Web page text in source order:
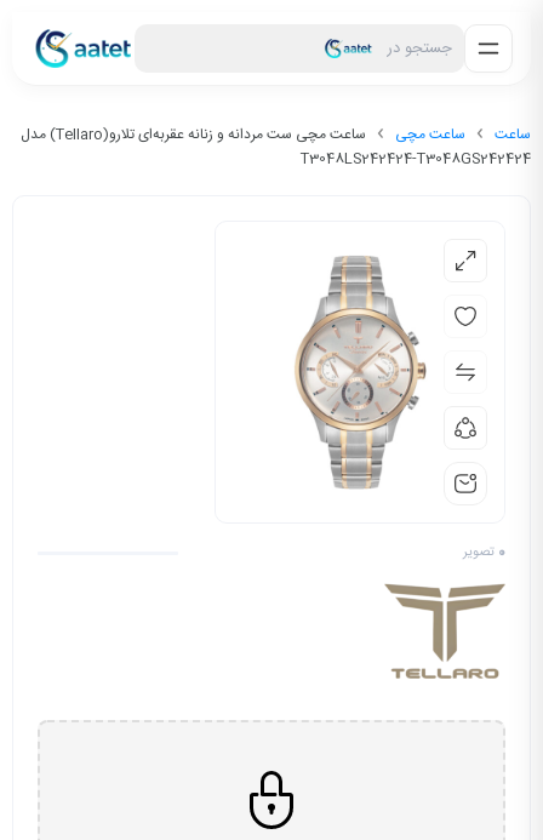
جستجو در
ساعت ساعت مچی
ساعت مچی ست مردانه و زنانه عقربه‌ای تلارو(Tellaro) مدل
T3048LS242424-T3048GS242424
0 تصویر